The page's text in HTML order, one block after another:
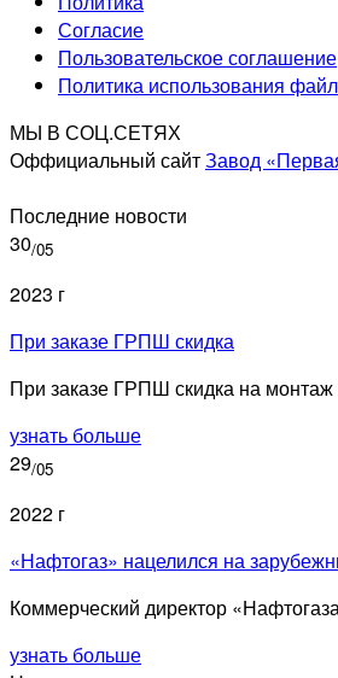
Согласие
Пользовательское соглашение
Политика использования
МЫ В СОЦ.СЕТЯХ
Оффициальный сайтЗавод
Последние новости
30/05
2023 г
При заказе ГРПШ скидка
При заказе ГРПШ скидка на монтаж
узнать больше
29/05
2022 г
«Нафтогаз» нацелился на
Коммерческий директор
узнать больше